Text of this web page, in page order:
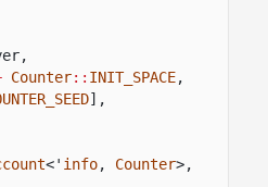
Counter:: INIT_SPACE,
],
<' info, Counter>,